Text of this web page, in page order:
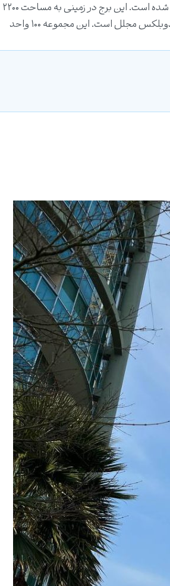
واقع شده است. این برج در زمینی به مساحت ۲۲۰۰
متر مربع با ۲۵ طبقه و ۳ طبقه منفی (پارکینگ) ساخته شده و دارای ۱۲۰۰ متر مربع لابی دوبلکس مجلل است. این مجموعه ۱۰۰ واحد